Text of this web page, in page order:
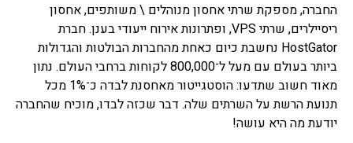
החברה, מספקת שרתי אחסון מנוהלים \ משותפים, אחסון
ריסיילרים, שרתי VPS, ופתרונות אירוח ייעודי בענן. חברת
HostGator נחשבת כיום כאחת מהחברות הבולטות והגדולות
ביותר בעולם עם מעל ל־800,000 לקוחות ברחבי העולם. נתון
מאוד חשוב שתדעו: הוסטגייטור מאחסנת לבדה כ־1% מכל
תנועת הרשת על השרתים שלה. דבר שכזה לבדו, מוכיח שהחברה
יודעת מה היא עושה!